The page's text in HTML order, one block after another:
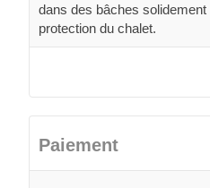
dans des bâches
protection du chalet.
Paiement